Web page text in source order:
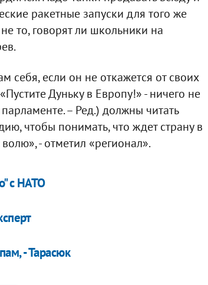
ракетные запуски для того же
то, говорят ли школьники на
себя, если он не откажется от своих
Дуньку в Европу!» - ничего не
– Ред.) должны читать
чтобы понимать, что ждет страну в
- отметил «регионал».
с НАТО
- Тарасюк